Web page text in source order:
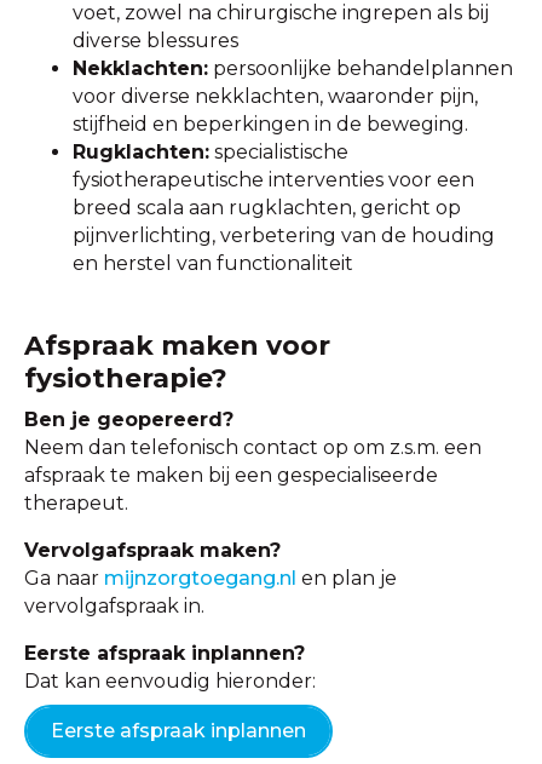
voet, zowel na chirurgische ingrepen als bij
diverse blessures
Nekklachten: persoonlijke behandelplannen
voor diverse nekklachten, waaronder pijn,
stijfheid en beperkingen in de beweging.
Rugklachten: specialistische
fysiotherapeutische interventies voor een
breed scala aan rugklachten, gericht op
pijnverlichting, verbetering van de houding
en herstel van functionaliteit
Afspraak maken voor
fysiotherapie?
Ben je geopereerd?
Neem dan telefonisch contact op om z.s.m. een
afspraak te maken bij een gespecialiseerde
therapeut.
Vervolgafspraak maken?
Ga naar mijnzorgtoegang.nl en plan je
vervolgafspraak in.
Eerste afspraak inplannen?
Dat kan eenvoudig hieronder:
Eerste afspraak inplannen